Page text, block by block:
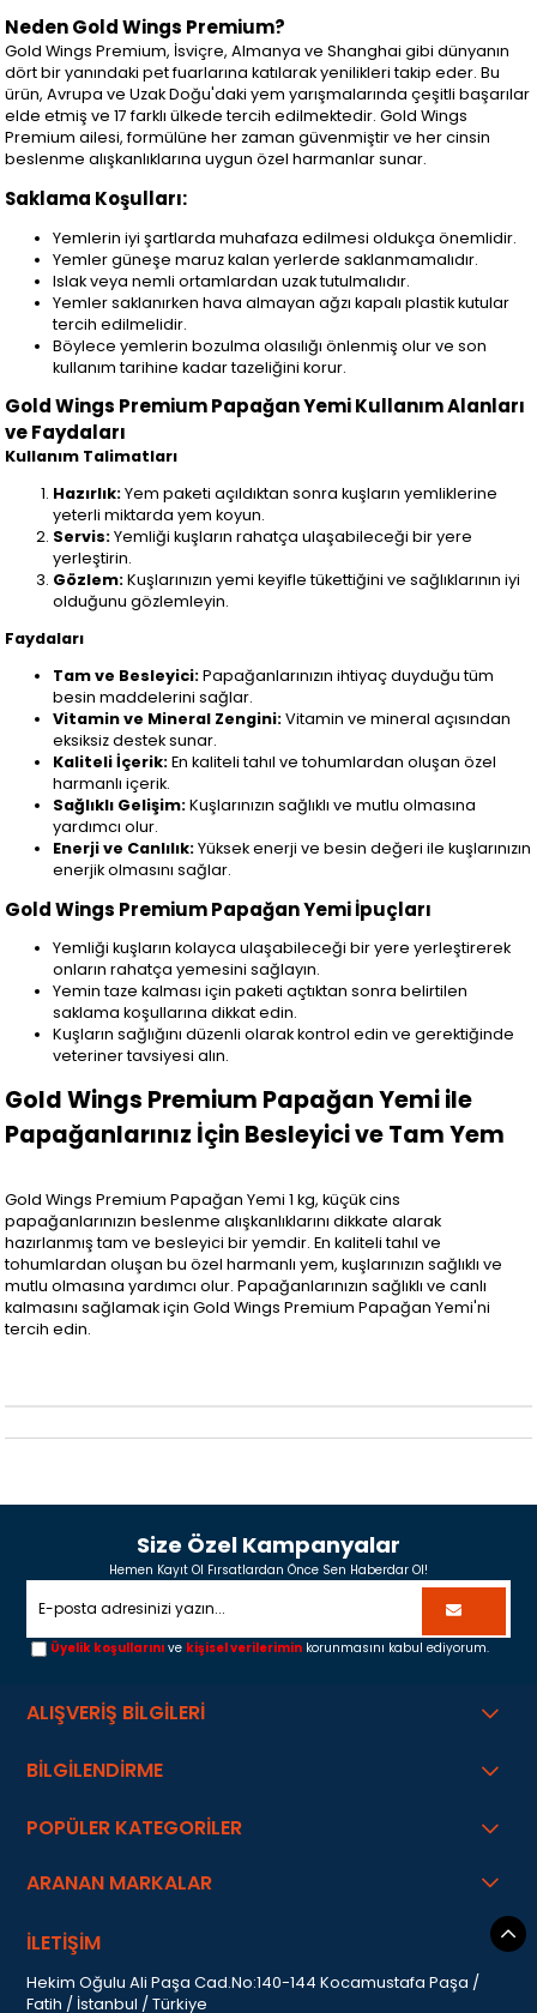
Neden Gold Wings Premium?
Gold Wings Premium, İsviçre, Almanya ve Shanghai gibi dünyanın
dört bir yanındaki pet fuarlarına katılarak yenilikleri takip eder. Bu
ürün, Avrupa ve Uzak Doğu'daki yem yarışmalarında çeşitli başarılar
elde etmiş ve 17 farklı ülkede tercih edilmektedir. Gold Wings
Premium ailesi, formülüne her zaman güvenmiştir ve her cinsin
beslenme alışkanlıklarına uygun özel harmanlar sunar.
Saklama Koşulları:
Yemlerin iyi şartlarda muhafaza edilmesi oldukça önemlidir.
Yemler güneşe maruz kalan yerlerde saklanmamalıdır.
Islak veya nemli ortamlardan uzak tutulmalıdır.
Yemler saklanırken hava almayan ağzı kapalı plastik kutular
tercih edilmelidir.
Böylece yemlerin bozulma olasılığı önlenmiş olur ve son
kullanım tarihine kadar tazeliğini korur.
Gold Wings Premium Papağan Yemi Kullanım Alanları
ve Faydaları
Kullanım Talimatları
Hazırlık:Yem paketi açıldıktan sonra kuşların yemliklerine
yeterli miktarda yem koyun.
Servis:Yemliği kuşların rahatça ulaşabileceği bir yere
yerleştirin.
Gözlem:Kuşlarınızın yemi keyifle tükettiğini ve sağlıklarının iyi
olduğunu gözlemleyin.
Faydaları
Tam ve Besleyici:Papağanlarınızın ihtiyaç duyduğu tüm
besin maddelerini sağlar.
Vitamin ve Mineral Zengini:Vitamin ve mineral açısından
eksiksiz destek sunar.
Kaliteli İçerik:En kaliteli tahıl ve tohumlardan oluşan özel
harmanlı içerik.
Sağlıklı Gelişim:Kuşlarınızın sağlıklı ve mutlu olmasına
yardımcı olur.
Enerji ve Canlılık:Yüksek enerji ve besin değeri ile kuşlarınızın
enerjik olmasını sağlar.
Gold Wings Premium Papağan Yemi İpuçları
Yemliği kuşların kolayca ulaşabileceği bir yere yerleştirerek
onların rahatça yemesini sağlayın.
Yemin taze kalması için paketi açtıktan sonra belirtilen
saklama koşullarına dikkat edin.
Kuşların sağlığını düzenli olarak kontrol edin ve gerektiğinde
veteriner tavsiyesi alın.
Gold Wings Premium Papağan Yemi ile
Papağanlarınız İçin Besleyici ve Tam Yem
Gold Wings Premium Papağan Yemi 1 kg, küçük cins
papağanlarınızın beslenme alışkanlıklarını dikkate alarak
hazırlanmış tam ve besleyici bir yemdir. En kaliteli tahıl ve
tohumlardan oluşan bu özel harmanlı yem, kuşlarınızın sağlıklı ve
mutlu olmasına yardımcı olur. Papağanlarınızın sağlıklı ve canlı
kalmasını sağlamak için Gold Wings Premium Papağan Yemi'ni
tercih edin.
Size Özel Kampanyalar
Hemen Kayıt Ol Fırsatlardan Önce Sen Haberdar Ol!
Üyelik koşullarını ve kişisel verilerimin korunmasını kabul ediyorum.
ALIŞVERİŞ BİLGİLERİ
BİLGİLENDİRME
POPÜLER KATEGORİLER
ARANAN MARKALAR
İLETİŞİM
Hekim Oğulu Ali Paşa Cad.No:140-144 Kocamustafa Paşa /
Fatih / İstanbul / Türkiye